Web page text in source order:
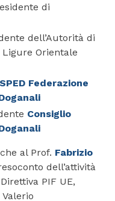
di
dell’Autorità di
Orientale
Federazione
Consiglio
al Prof. Fabrizio
dell’attività
PIF UE,